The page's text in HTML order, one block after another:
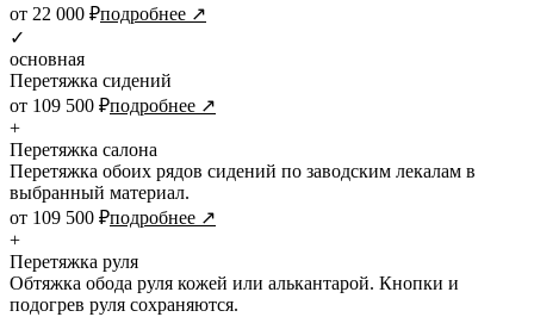
от 22 000 ₽подробнее ↗
✓
основная
Перетяжка сидений
от 109 500 ₽подробнее ↗
+
Перетяжка салона
Перетяжка обоих рядов сидений по заводским лекалам в
выбранный материал.
от 109 500 ₽подробнее ↗
+
Перетяжка руля
Обтяжка обода руля кожей или алькантарой. Кнопки и
подогрев руля сохраняются.